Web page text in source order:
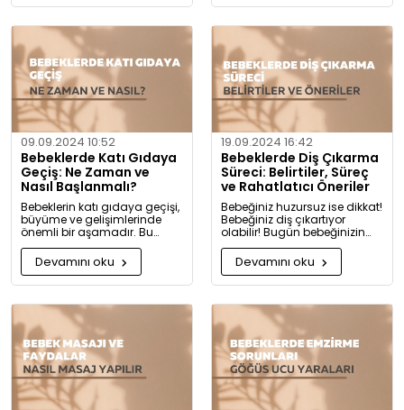
09.09.2024 10:52
Bebeklerde Katı Gıdaya
Geçiş: Ne Zaman ve
Nasıl Başlanmalı?
Bebeklerin katı gıdaya geçişi,
büyüme ve gelişimlerinde
önemli bir aşamadır. Bu
konuda bilmeniz gerekenleri
detaylıca anlattık!
Devamını oku
19.09.2024 16:42
Bebeklerde Diş Çıkarma
Süreci: Belirtiler, Süreç
ve Rahatlatıcı Öneriler
Bebeğiniz huzursuz ise dikkat!
Bebeğiniz diş çıkartıyor
olabilir! Bugün bebeğinizin
diş çıkarma belirtilerini ve sizi
rahatlatacak önerileri
paylaşıyoruz.
Devamını oku